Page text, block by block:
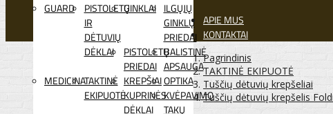
GUARD
PISTOLETŲ
IR
DĖTUVIŲ
DĖKLAI
GINKLAI ILGŲJŲ
GINKLŲ
PRIEDAI
PISTOLETŲ
PRIEDAI
BALISTINĖ
APSAUGA
MEDICINATAKTINĖ
EKIPUOTĖ
KREPŠIAI
KUPRINĖS
DĖKLAI
OPTIKA
KVĖPAVIMO
TAKŲ
APIE MUS
KONTAKTAI
Pagrindinis
TAKTINĖ EKIPUOTĖ
Tuščių dėtuvių krepšeliai
Tuščių dėtuvių krepšelis